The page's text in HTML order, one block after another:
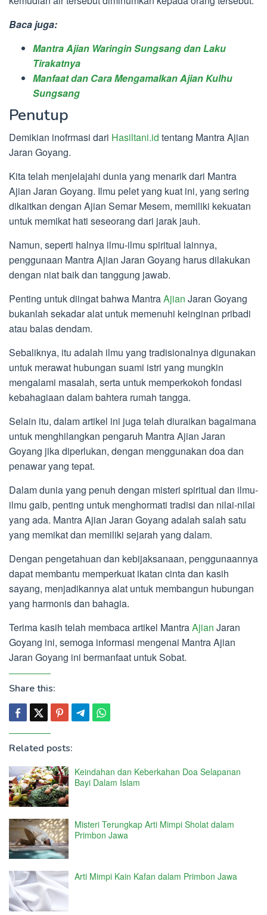
Baca juga:
Mantra Ajian Waringin Sungsang dan Laku
Tirakatnya
Manfaat dan Cara Mengamalkan Ajian Kulhu
Sungsang
Penutup
Demikian inofrmasi dari Hasiltani.id tentang Mantra Ajian
Jaran Goyang.
Kita telah menjelajahi dunia yang menarik dari Mantra
Ajian Jaran Goyang. Ilmu pelet yang kuat ini, yang sering
dikaitkan dengan Ajian Semar Mesem, memiliki kekuatan
untuk memikat hati seseorang dari jarak jauh.
Namun, seperti halnya ilmu-ilmu spiritual lainnya,
penggunaan Mantra Ajian Jaran Goyang harus dilakukan
dengan niat baik dan tanggung jawab.
Penting untuk diingat bahwa MantraAjian Jaran Goyang
bukanlah sekadar alat untuk memenuhi keinginan pribadi
atau balas dendam.
Sebaliknya, itu adalah ilmu yang tradisionalnya digunakan
untuk merawat hubungan suami istri yang mungkin
mengalami masalah, serta untuk memperkokoh fondasi
kebahagiaan dalam bahtera rumah tangga.
Selain itu, dalam artikel ini juga telah diuraikan bagaimana
untuk menghilangkan pengaruh Mantra Ajian Jaran
Goyang jika diperlukan, dengan menggunakan doa dan
penawar yang tepat.
Dalam dunia yang penuh dengan misteri spiritual dan ilmu-
ilmu gaib, penting untuk menghormati tradisi dan nilai-nilai
yang ada. Mantra Ajian Jaran Goyang adalah salah satu
yang memikat dan memiliki sejarah yang dalam.
Dengan pengetahuan dan kebijaksanaan, penggunaannya
dapat membantu memperkuat ikatan cinta dan kasih
sayang, menjadikannya alat untuk membangun hubungan
yang harmonis dan bahagia.
Terima kasih telah membaca artikel MantraAjian Jaran
Goyang ini, semoga informasi mengenai Mantra Ajian
Jaran Goyang ini bermanfaat untuk Sobat.
Share this:
Related posts:
Keindahan dan Keberkahan Doa Selapanan
Bayi Dalam Islam
Misteri Terungkap Arti Mimpi Sholat dalam
Primbon Jawa
Arti Mimpi Kain Kafan dalam Primbon Jawa